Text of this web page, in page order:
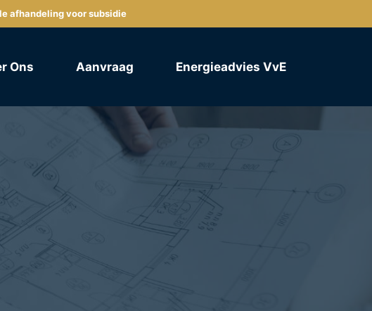
afhandeling voor subsidie
Ons Aanvraag Energieadvies VvE